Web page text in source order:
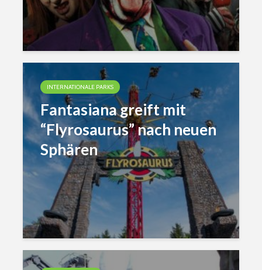
INTERNATIONALE PARKS
Fantasiana greift mit
“Flyrosaurus” nach neuen
Sphären